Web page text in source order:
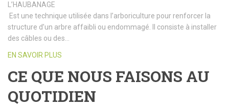
L’HAUBANAGE
Est une technique utilisée dans l’arboriculture pour renforcer la
structure d’un arbre affaibli ou endommagé. Il consiste à installer
des câbles ou des…
EN SAVOIR PLUS
CE QUE NOUS FAISONS AU
QUOTIDIEN